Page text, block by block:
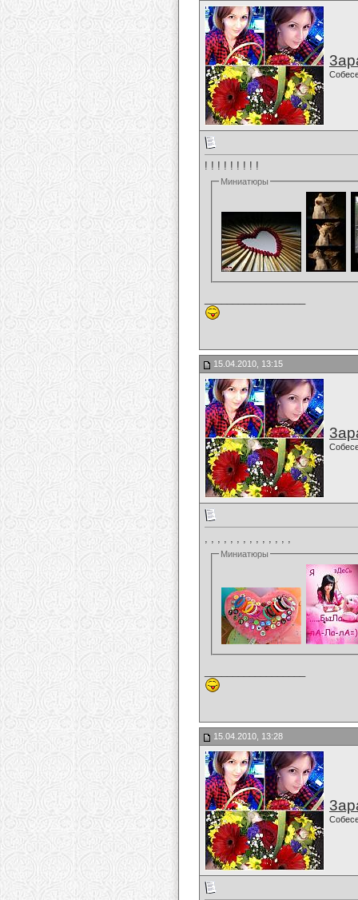
! ! ! ! ! ! ! ! !
Миниатюры
15.04.2010, 13:15
, , , , , , , , , , , , , ,
Миниатюры
15.04.2010, 13:28